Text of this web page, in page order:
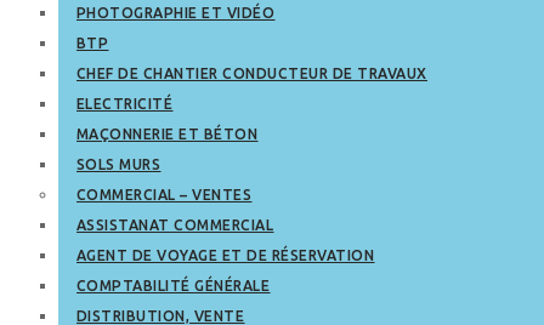
PHOTOGRAPHIE ET VIDÉO
BTP
CHEF DE CHANTIER CONDUCTEUR DE TRAVAUX
ELECTRICITÉ
MAÇONNERIE ET BÉTON
SOLS MURS
COMMERCIAL – VENTES
ASSISTANAT COMMERCIAL
AGENT DE VOYAGE ET DE RÉSERVATION
COMPTABILITÉ GÉNÉRALE
DISTRIBUTION, VENTE